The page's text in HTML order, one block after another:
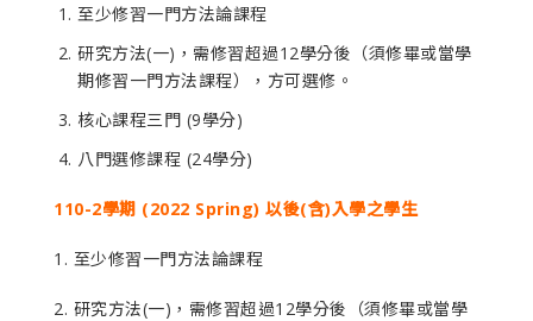
至少修習一門方法論課程
研究方法(一)，需修習超過12學分後（須修畢或當學
期修習一門方法課程），方可選修。
核心課程三門 (9學分)
八門選修課程 (24學分)
110-2學期 (2022 Spring) 以後(含)入學之學生
1. 至少修習一門方法論課程
2. 研究方法(一)，需修習超過12學分後（須修畢或當學